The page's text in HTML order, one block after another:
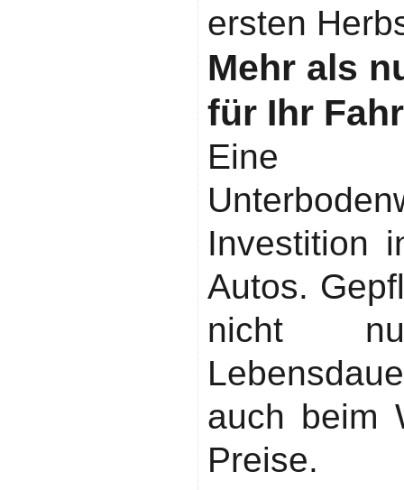
ersten
Mehr als
für Ihr
Eine
Investition
Autos.
nicht
auch beim
Preise.